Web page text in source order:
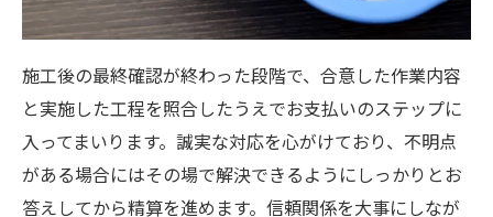
施工後の最終確認が終わった段階で、合意した作業内容
と実施した工程を照合したうえでお支払いのステップに
入ってまいります。誠実な対応を心がけており、不明点
がある場合にはその場で解決できるようにしっかりとお
答えしてから精算を進めます。信頼関係を大事にしなが